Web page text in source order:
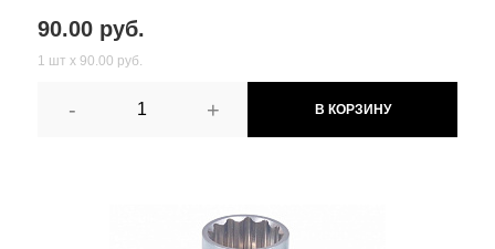
90.00 руб.
1 шт х 90.00 руб.
- + В КОРЗИНУ